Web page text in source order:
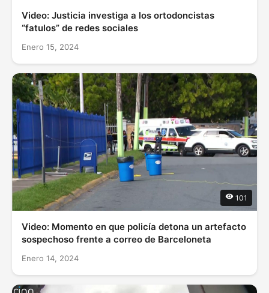
Video: Justicia investiga a los ortodoncistas
“fatulos” de redes sociales
Enero 15, 2024
101
Video: Momento en que policía detona un artefacto
sospechoso frente a correo de Barceloneta
Enero 14, 2024